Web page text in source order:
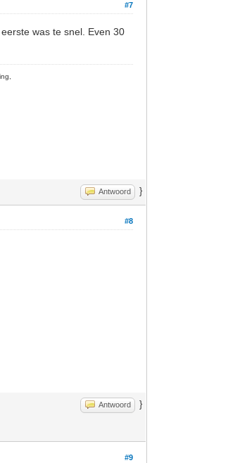
#7
was te snel. Even 30
Antwoord }
#8
Antwoord }
#9